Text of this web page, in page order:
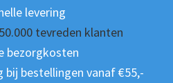
levering
tevreden klanten
bezorgkosten
bij bestellingen vanaf €55,-